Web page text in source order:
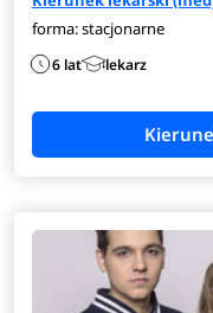
forma: stacjonarne
6 lat lekarz